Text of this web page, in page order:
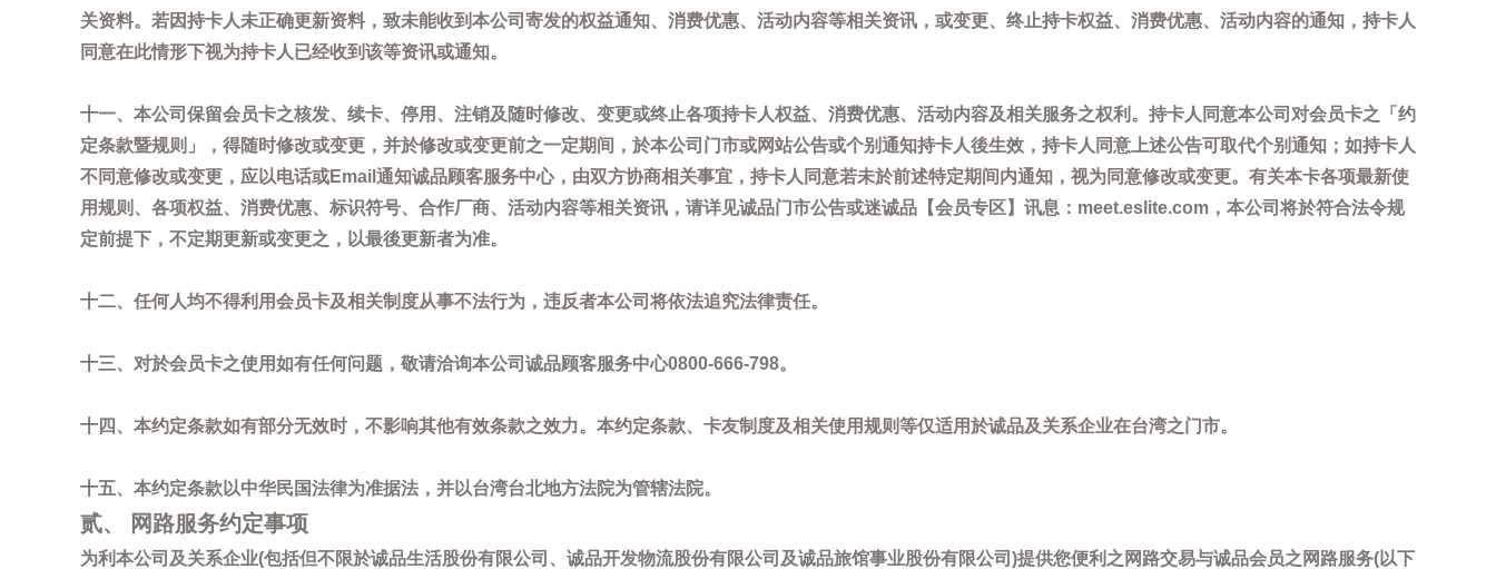
关资料。若因持卡人未正确更新资料，致未能收到本公司寄发的权益通知、消费优惠、活动内容等相关资讯，或变更、终止持卡权益、消费优惠、活动内容的通知，持卡人
同意在此情形下视为持卡人已经收到该等资讯或通知。
十一、本公司保留会员卡之核发、续卡、停用、注销及随时修改、变更或终止各项持卡人权益、消费优惠、活动内容及相关服务之权利。持卡人同意本公司对会员卡之「约
定条款暨规则」，得随时修改或变更，并於修改或变更前之一定期间，於本公司门市或网站公告或个别通知持卡人後生效，持卡人同意上述公告可取代个别通知；如持卡人
不同意修改或变更，应以电话或Email通知诚品顾客服务中心，由双方协商相关事宜，持卡人同意若未於前述特定期间内通知，视为同意修改或变更。有关本卡各项最新使
用规则、各项权益、消费优惠、标识符号、合作厂商、活动内容等相关资讯，请详见诚品门市公告或迷诚品【会员专区】讯息：meet.eslite.com，本公司将於符合法令规
定前提下，不定期更新或变更之，以最後更新者为准。
十二、任何人均不得利用会员卡及相关制度从事不法行为，违反者本公司将依法追究法律责任。
十三、对於会员卡之使用如有任何问题，敬请洽询本公司诚品顾客服务中心0800-666-798。
十四、本约定条款如有部分无效时，不影响其他有效条款之效力。本约定条款、卡友制度及相关使用规则等仅适用於诚品及关系企业在台湾之门市。
十五、本约定条款以中华民国法律为准据法，并以台湾台北地方法院为管辖法院。
贰、 网路服务约定事项
为利本公司及关系企业(包括但不限於诚品生活股份有限公司、诚品开发物流股份有限公司及诚品旅馆事业股份有限公司)提供您便利之网路交易与诚品会员之网路服务(以下